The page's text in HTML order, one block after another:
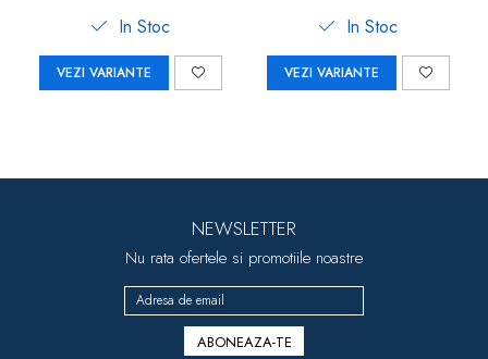
In Stoc
VEZI VARIANTE
In Stoc
VEZI VARIANTE
NEWSLETTER
Nu rata ofertele si promotiile noastre